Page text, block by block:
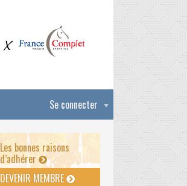
Se connecter
Les bonnes raisons
d’adhérer
DEVENIR MEMBRE